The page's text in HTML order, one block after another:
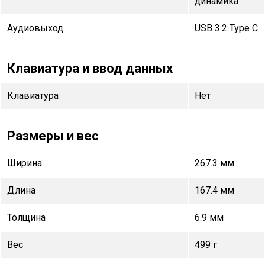
Аудиовыход USB 3.2 Type C
Клавиатура и ввод данных
Клавиатура Нет
Размеры и вес
Ширина 267.3 мм
Длина 167.4 мм
Толщина 6.9 мм
Вес 499 г